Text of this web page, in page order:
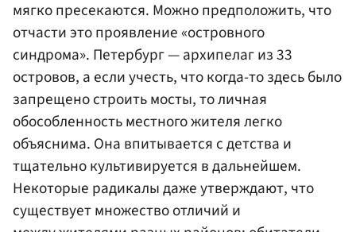
мягко пресекаются. Можно предположить, что
отчасти это проявление «островного
синдрома». Петербург — архипелаг из 33
островов, а если учесть, что когда-то здесь было
запрещено строить мосты, то личная
обособленность местного жителя легко
объяснима. Она впитывается с детства и
тщательно культивируется в дальнейшем.
Некоторые радикалы даже утверждают, что
существует множество отличий и